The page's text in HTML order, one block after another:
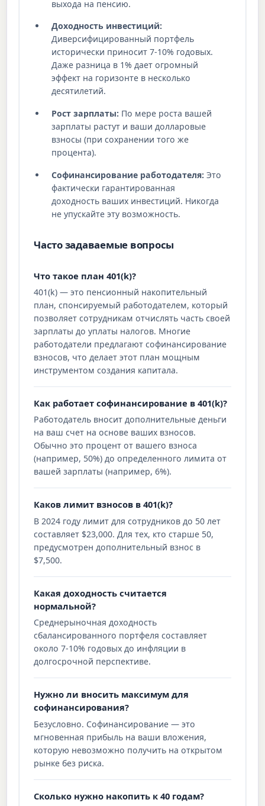
выхода на пенсию.
Доходность инвестиций:
Диверсифицированный портфель
исторически приносит 7-10% годовых.
Даже разница в 1% дает огромный
эффект на горизонте в несколько
десятилетий.
Рост зарплаты: По мере роста вашей
зарплаты растут и ваши долларовые
взносы (при сохранении того же
процента).
Софинансирование работодателя: Это
фактически гарантированная
доходность ваших инвестиций. Никогда
не упускайте эту возможность.
Часто задаваемые вопросы
Что такое план 401(k)?
401(k) — это пенсионный накопительный
план, спонсируемый работодателем, который
позволяет сотрудникам отчислять часть своей
зарплаты до уплаты налогов. Многие
работодатели предлагают софинансирование
взносов, что делает этот план мощным
инструментом создания капитала.
Как работает софинансирование в 401(k)?
Работодатель вносит дополнительные деньги
на ваш счет на основе ваших взносов.
Обычно это процент от вашего взноса
(например, 50%) до определенного лимита от
вашей зарплаты (например, 6%).
Каков лимит взносов в 401(k)?
В 2024 году лимит для сотрудников до 50 лет
составляет $23,000. Для тех, кто старше 50,
предусмотрен дополнительный взнос в
$7,500.
Какая доходность считается
нормальной?
Среднерыночная доходность
сбалансированного портфеля составляет
около 7-10% годовых до инфляции в
долгосрочной перспективе.
Нужно ли вносить максимум для
софинансирования?
Безусловно. Софинансирование — это
мгновенная прибыль на ваши вложения,
которую невозможно получить на открытом
рынке без риска.
Сколько нужно накопить к 40 годам?